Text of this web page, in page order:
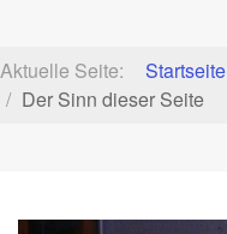
Aktuelle Seite: Startseite
Der Sinn dieser Seite